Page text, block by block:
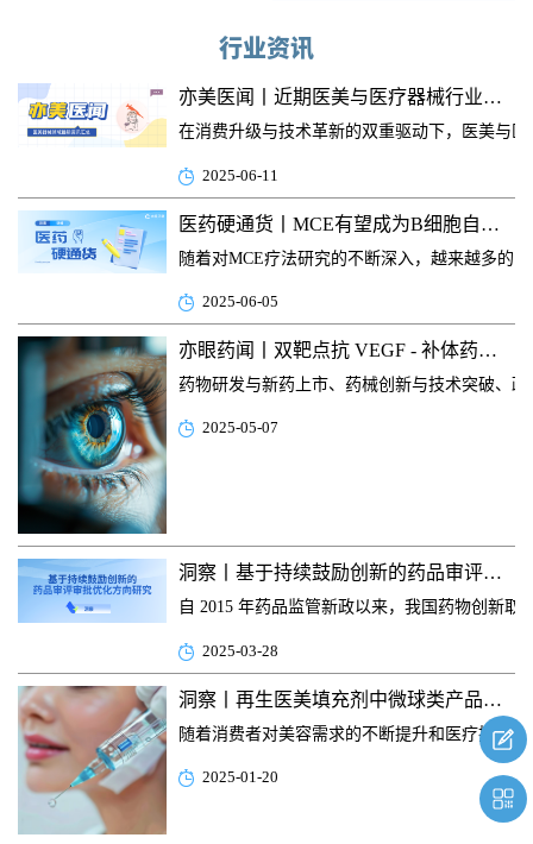
行业资讯
亦美医闻丨近期医美与医疗器械行业热点汇总
在消费升级与技术革新的双重驱动下，医美与
2025-06-11
医药硬通货丨MCE有望成为B细胞自免疾病治疗领域新突破
随着对MCE疗法研究的不断深入，越来越多的
2025-06-05
亦眼药闻丨双靶点抗 VEGF - 补体药物突破，国产高端成像设备获批填补空白！
药物研发与新药上市、药械创新与技术突破、
2025-05-07
洞察丨基于持续鼓励创新的药品审评审批优化方向研究
自 2015 年药品监管新政以来，我国药物创新
2025-03-28
洞察丨再生医美填充剂中微球类产品获批上市进展
随着消费者对美容需求的不断提升和医疗技术
2025-01-20